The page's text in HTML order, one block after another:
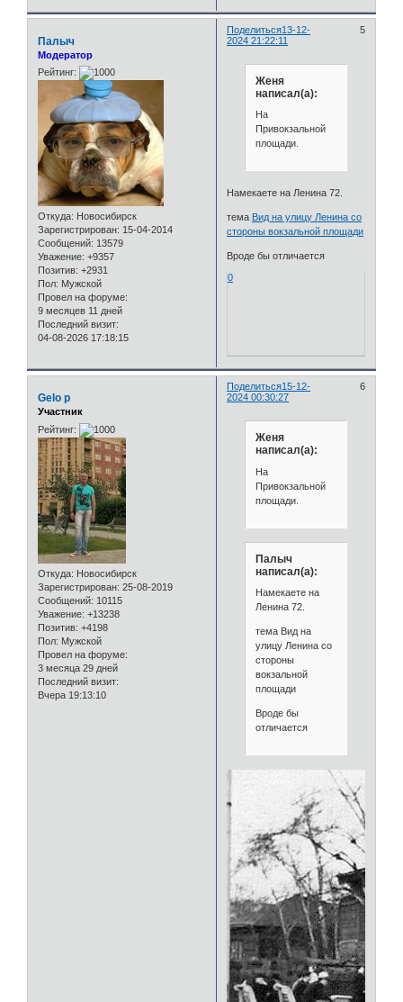
Поделиться 5
13-12-
2024 21:22:11
Палыч
Модератор
Рейтинг:
Откуда: Новосибирск
Зарегистрирован: 15-04-2014
Сообщений: 13579
Уважение: +9357
Позитив: +2931
Пол: Мужской
Провел на форуме:
9 месяцев 11 дней
Последний визит:
04-08-2026 17:18:15
Женя
написал(а):
На
Привокзальной
площади.
Намекаете на Ленина 72.
тема Вид на улицу Ленина со
стороны вокзальной площади
Вроде бы отличается
0
Поделиться 6
15-12-
2024 00:30:27
Gelo p
Участник
Рейтинг:
Откуда: Новосибирск
Зарегистрирован: 25-08-2019
Сообщений: 10115
Уважение: +13238
Позитив: +4198
Пол: Мужской
Провел на форуме:
3 месяца 29 дней
Последний визит:
Вчера 19:13:10
Женя
написал(а):
На
Привокзальной
площади.
Палыч
написал(а):
Намекаете на
Ленина 72.
тема Вид на
улицу Ленина со
стороны
вокзальной
площади
Вроде бы
отличается